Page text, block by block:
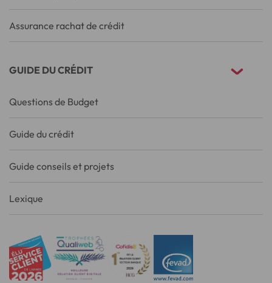
Assurance rachat de crédit
GUIDE DU CRÉDIT
Questions de Budget
Guide du crédit
Guide conseils et projets
Lexique